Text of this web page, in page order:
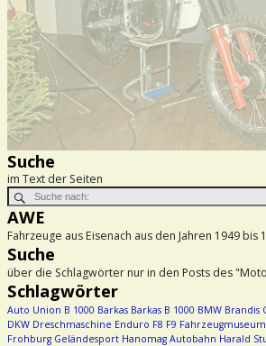
Suche
im Text der Seiten
AWE
Fahrzeuge aus Eisenach aus den Jahren 1949 bis
Suche
über die Schlagwörter nur in den Posts des
Schlagwörter
Auto Union B 1000 Barkas Barkas B 1000 BMW Brandis
DKW Dreschmaschine Enduro F8 F9
Frohburg Geländesport Hanomag Autobahn Harald